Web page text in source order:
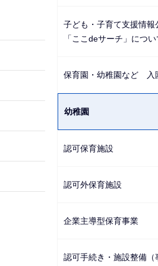
ー
ン
こ
こ
か
ら
子ども・子育て支援情報
「ここdeサーチ」につい
保育園・幼稚園など 入
幼稚園
認可保育施設
認可外保育施設
企業主導型保育事業
認可手続き・施設整備（